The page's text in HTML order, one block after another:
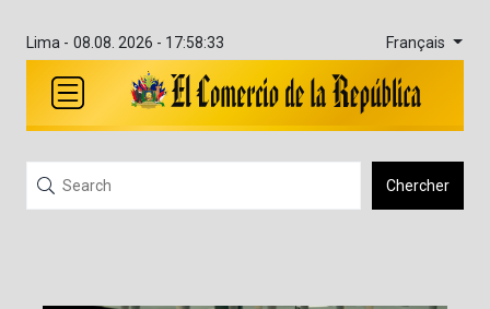
Lima - 08.08. 2026 - 17:58:33 Français
Chercher